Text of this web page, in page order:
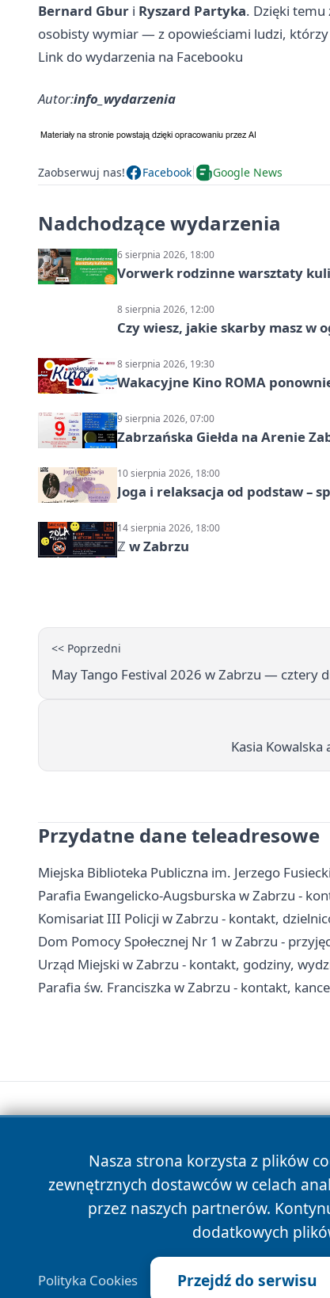
Bernard Gbur i Ryszard Partyka. Dzięki
osobisty wymiar — z opowieściami ludzi,
Link do wydarzenia na Facebooku
Autor:info_wydarzenia
Zaobserwuj nas! Facebook Google News
Nadchodzące wydarzenia
6 sierpnia 2026, 18:00
Vorwerk rodzinne warsztaty
8 sierpnia 2026, 12:00
Czy wiesz, jakie skarby masz w
8 sierpnia 2026, 19:30
Wakacyjne Kino ROMA
9 sierpnia 2026, 07:00
Zabrzańska Giełda na Arenie
10 sierpnia 2026, 18:00
Joga i relaksacja od podstaw –
14 sierpnia 2026, 18:00
ℤ w Zabrzu
<< Poprzedni
May Tango Festival 2026 w Zabrzu — cztery
Kasia
Przydatne dane teleadresowe
Miejska Biblioteka Publiczna im. Jerzego
Parafia Ewangelicko-Augsburska w Zabrzu -
Komisariat III Policji w Zabrzu - kontakt,
Dom Pomocy Społecznej Nr 1 w Zabrzu -
Urząd Miejski w Zabrzu - kontakt, godziny,
Parafia św. Franciszka w Zabrzu - kontakt,
Nasza strona korzysta z plików
zewnętrznych dostawców w celach
przez naszych partnerów.
dodatkowych
Polityka Cookies Przejdź do serwisu